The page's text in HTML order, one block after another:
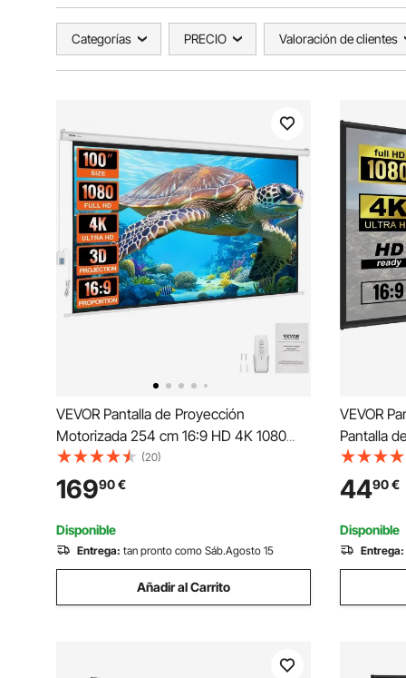
Categorías PRECIO Valoración de clientes
VEVOR Pantalla de Proyección
Motorizada 254 cm 16:9 HD 4K 1080
Lienzo de Proyección Antiarrugas con
Control Remoto Amplio Ángulo de Visión
Montaje Directo en Pared para
Proyectores de Video
(20)
16990€
Disponible
Entrega: tan pronto como Sáb.Agosto 15
Añadir al Carrito
VEVOR
Pantalla
Pantalla
Ajustable
x 137 cm
Multimedia
4490€
Disponible
Entrega: